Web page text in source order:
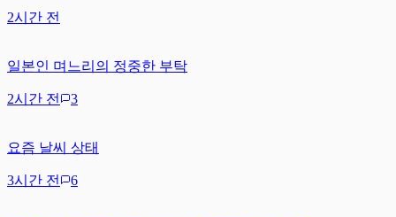
2시간 전
일본인 며느리의 정중한 부탁
2시간 전 3
요즘 날씨 상태
3시간 전 6